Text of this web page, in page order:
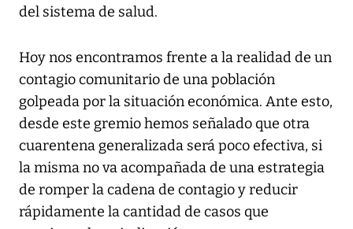
del sistema de salud.
Hoy nos encontramos frente a la realidad de un
contagio comunitario de una población
golpeada por la situación económica. Ante esto,
desde este gremio hemos señalado que otra
cuarentena generalizada será poco efectiva, si
la misma no va acompañada de una estrategia
de romper la cadena de contagio y reducir
rápidamente la cantidad de casos que